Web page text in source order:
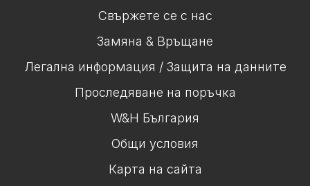
Свържете се с нас
Замяна & Връщане
Легална информация / Защита на данните
Проследяване на поръчка
W&H България
Общи условия
Карта на сайта